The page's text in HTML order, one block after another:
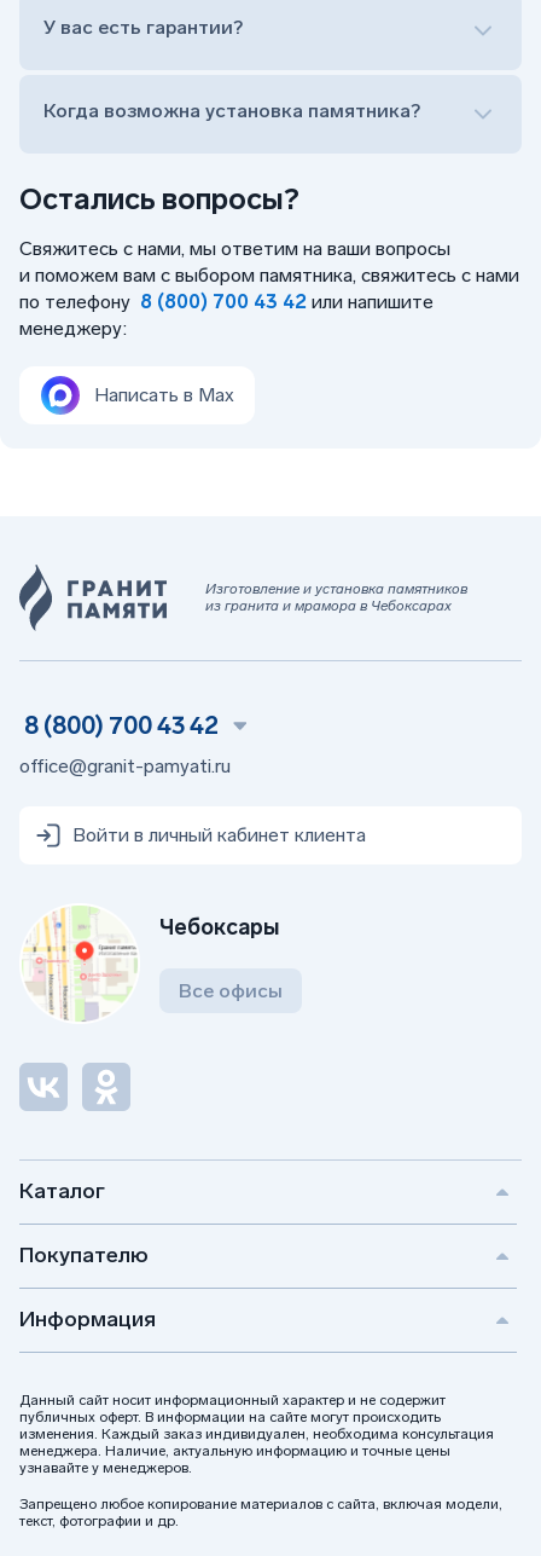
Остались вопросы?
Свяжитесь с нами, мы ответим на ваши вопросы
и поможем вам с выбором памятника, свяжитесь с нами
по телефону 8 (800) 700 43 42 или напишите
менеджеру:
Написать в Max
Оформить заказ удаленно (online)
Заказать бесплатный выезд менеджера на дом
У вас есть гарантии?
Когда возможна установка памятника?
Изготовление и установка памятников
из гранита и мрамора в Чебоксарах
Каталог
Покупателю
Информация
Данный сайт носит информационный характер и не содержит
публичных оферт. В информации на сайте могут происходить
изменения. Каждый заказ индивидуален, необходима консультация
менеджера. Наличие, актуальную информацию и точные цены
узнавайте у менеджеров.
Запрещено любое копирование материалов с сайта, включая модели,
текст, фотографии и др.
8 (800) 700 43 42
office@granit-pamyati.ru
Войти в личный кабинет клиента
Чебоксары
Все офисы